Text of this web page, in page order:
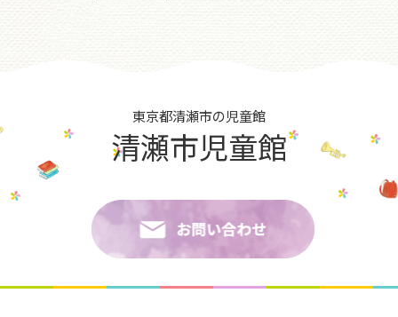
東京都清瀬市の児童館
清瀬市児童館